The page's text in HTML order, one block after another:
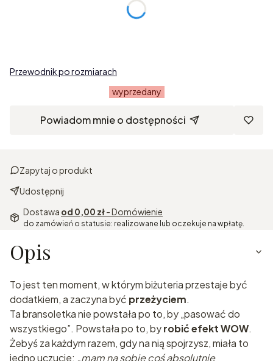
Przewodnik po rozmiarach
wyprzedany
Powiadom mnie o dostępności
Zapytaj o produkt
Udostępnij
Dostawa od 0,00 zł- Domówienie
do zamówień o statusie: realizowane lub oczekuje na wpłatę.
Opis
To jest ten moment, w którym biżuteria przestaje być
dodatkiem, a zaczyna być przeżyciem.
Ta bransoletka nie powstała po to, by „pasować do
wszystkiego”. Powstała po to, byrobić efekt WOW.
Żebyś za każdym razem, gdy na nią spojrzysz, miała to
jedno uczucie: „mam na sobie coś absolutnie